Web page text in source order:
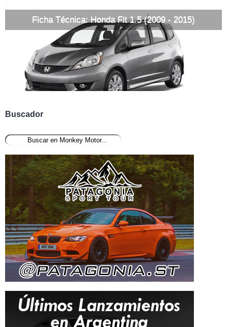
Ficha Técnica: Honda Fit 1.5 (2009 - 2015)
Buscador